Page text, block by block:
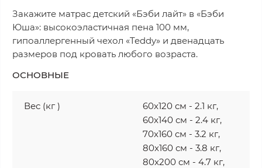
Закажите матрас детский «Бэби лайт» в «Бэби
Юша»: высокоэластичная пена 100 мм,
гипоаллергенный чехол «Teddy» и двенадцать
размеров под кровать любого возраста.
ОСНОВНЫЕ
Вес (кг )
60x120 см - 2.1 кг,
60x140 см - 2.4 кг,
70x160 см - 3.2 кг,
80x160 см - 3.8 кг,
80x200 см - 4.7 кг,